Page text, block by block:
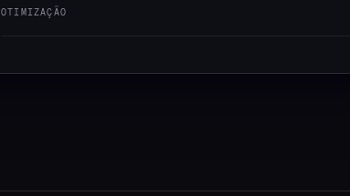
OTIMIZAÇÃO